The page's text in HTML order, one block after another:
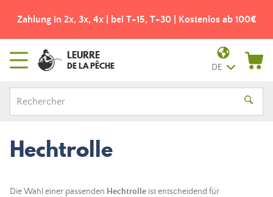
ab 100€ Kostenloser Versand ab 49€! - Abholpunkt
LEURRE
DE LA PÊCHE DE
Hechtrolle
Die Wahl einer passenden Hechtrolle ist entscheidend für